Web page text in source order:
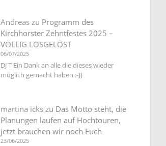
Andreas zu Programm des
Kirchhorster Zehntfestes 2025 –
VÖLLIG LOSGELÖST
06/07/2025
DJ T Ein Dank an alle die dieses wieder
möglich gemacht haben :-))
martina icks zu Das Motto steht, die
Planungen laufen auf Hochtouren,
jetzt brauchen wir noch Euch
23/06/2025